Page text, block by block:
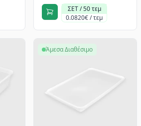
ΣΕΤ / 50 τεμ
0.0820€ / τεμ
Άμεσα Διαθέσιμο